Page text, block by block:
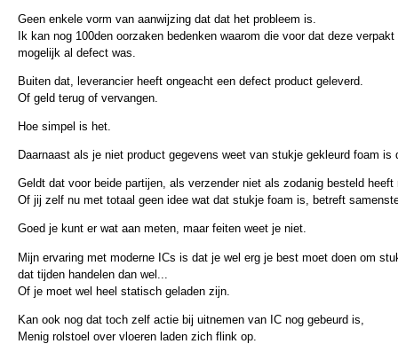
Geen enkele vorm van aanwijzing dat dat het probleem is.
Ik kan nog 100den oorzaken bedenken waarom die voor dat deze
mogelijk al defect was.
Buiten dat, leverancier heeft ongeacht een defect product geleverd.
Of geld terug of vervangen.
Hoe simpel is het.
Daarnaast als je niet product gegevens weet van stukje gekleurd foam
Geldt dat voor beide partijen, als verzender niet als zodanig besteld
Of jij zelf nu met totaal geen idee wat dat stukje foam is, betreft
Goed je kunt er wat aan meten, maar feiten weet je niet.
Mijn ervaring met moderne ICs is dat je wel erg je best moet doen om
dat tijden handelen dan wel...
Of je moet wel heel statisch geladen zijn.
Kan ook nog dat toch zelf actie bij uitnemen van IC nog gebeurd is,
Menig rolstoel over vloeren laden zich flink op.